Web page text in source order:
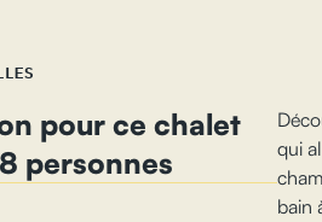
pour ce chalet
personnes
qui
bain